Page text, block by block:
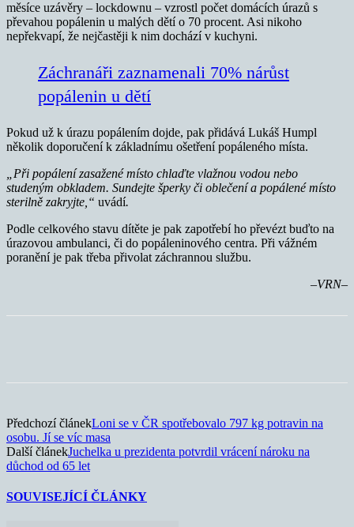
měsíce uzávěry – lockdownu – vzrostl počet domácích úrazů s
převahou popálenin u malých dětí o 70 procent. Asi nikoho
nepřekvapí, že nejčastěji k nim dochází v kuchyni.
Záchranáři zaznamenali 70% nárůst
popálenin u dětí
Pokud už k úrazu popálením dojde, pak přidává Lukáš Humpl
několik doporučení k základnímu ošetření popáleného místa.
„Při popálení zasažené místo chlaďte vlažnou vodou nebo
studeným obkladem. Sundejte šperky či oblečení a popálené místo
sterilně zakryjte,“ uvádí.
Podle celkového stavu dítěte je pak zapotřebí ho převézt buďto na
úrazovou ambulanci, či do popáleninového centra. Při vážném
poranění je pak třeba přivolat záchrannou službu.
–VRN–
Předchozí článekLoni se v ČR spotřebovalo 797 kg potravin na
osobu. Jí se víc masa
Další článekJuchelka u prezidenta potvrdil vrácení nároku na
důchod od 65 let
SOUVISEJÍCÍ ČLÁNKY